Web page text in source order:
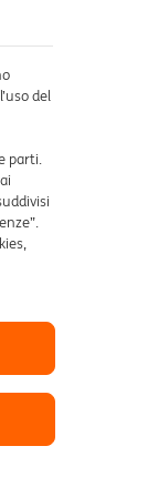
del
parti.